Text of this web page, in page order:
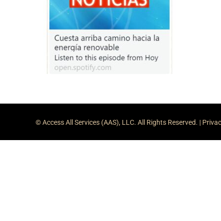
© Access All Services (AAS), LLC. All Rights Reserved. |